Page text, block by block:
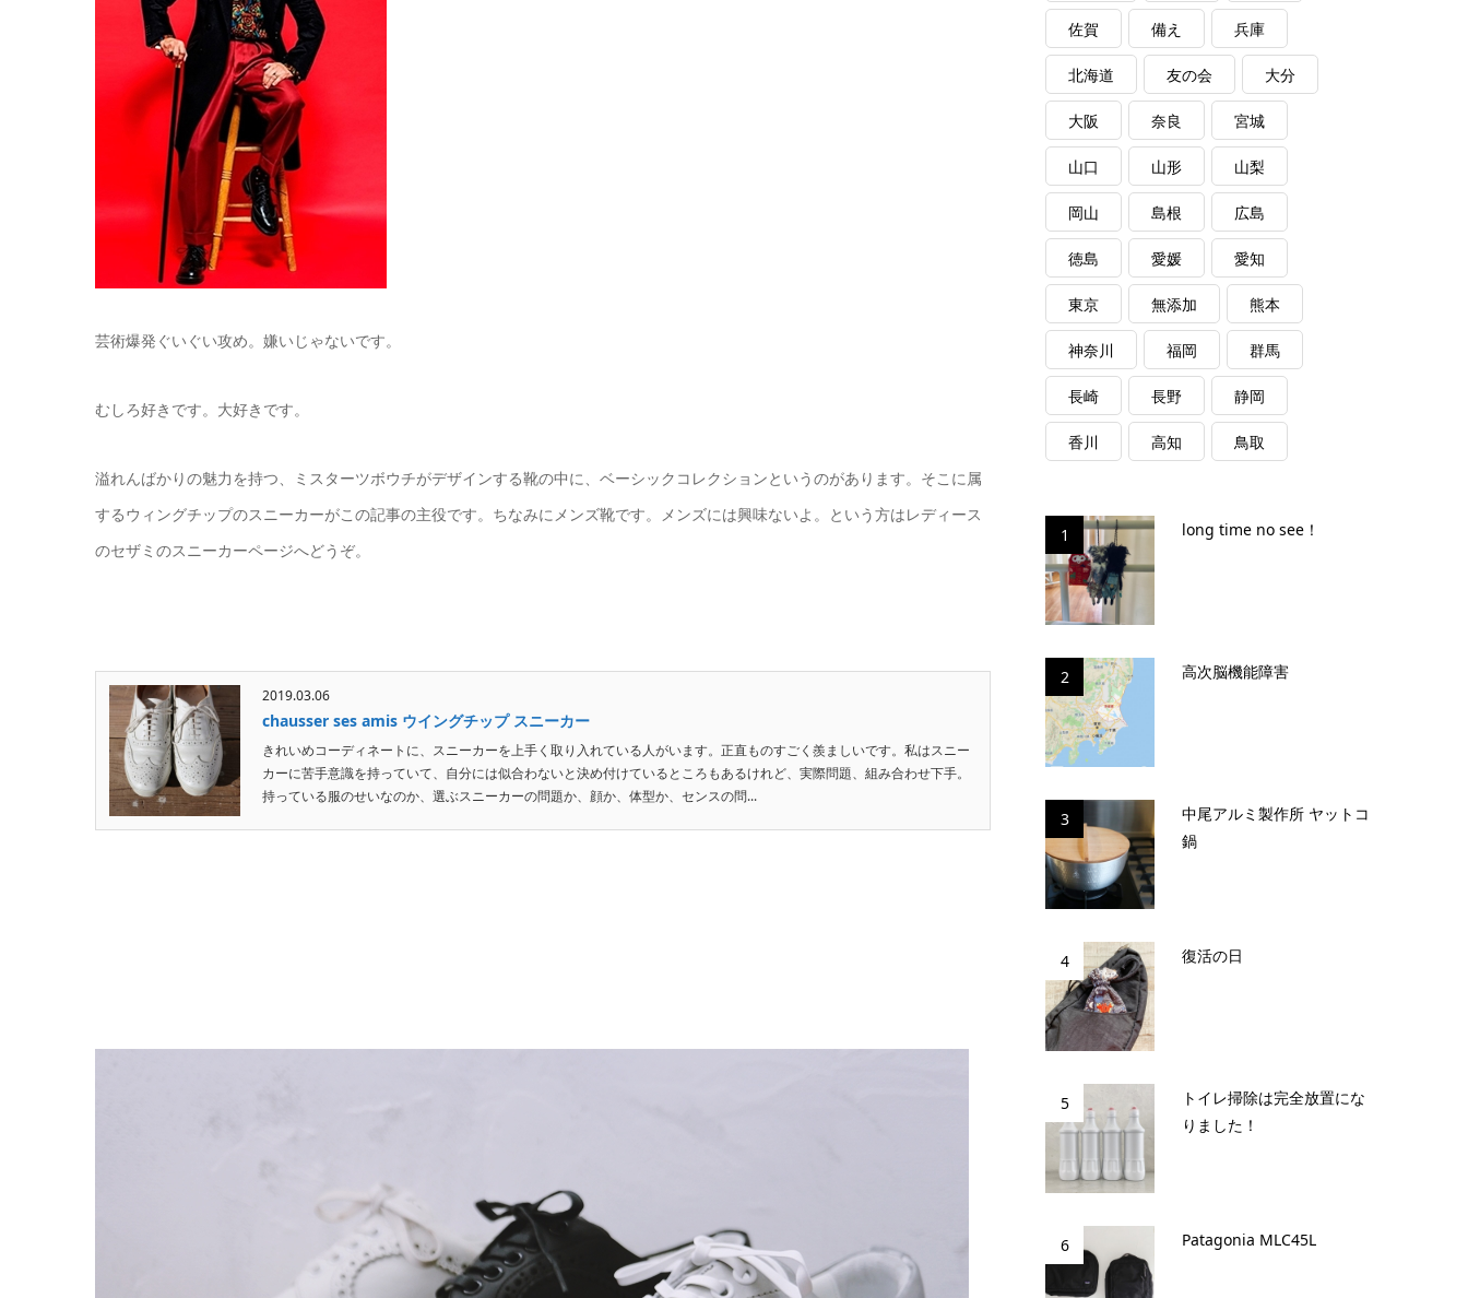
芸術爆発ぐいぐい攻め。嫌いじゃないです。
むしろ好きです。大好きです。
溢れんばかりの魅力を持つ、ミスターツボウチがデザインする靴の中に、ベーシックコレクションというのがあります。そこに属
するウィングチップのスニーカーがこの記事の主役です。ちなみにメンズ靴です。メンズには興味ないよ。という方はレディース
のセザミのスニーカーページへどうぞ。
2019.03.06
chausser ses amis ウイングチップ スニーカー
きれいめコーディネートに、スニーカーを上手く取り入れている人がいます。正直ものすごく羨ましいです。私はスニー
カーに苦手意識を持っていて、自分には似合わないと決め付けているところもあるけれど、実際問題、組み合わせ下手。
持っている服のせいなのか、選ぶスニーカーの問題か、顔か、体型か、センスの問...
佐賀 備え 兵庫
北海道 友の会 大分
大阪 奈良 宮城
山口 山形 山梨
岡山 島根 広島
徳島 愛媛 愛知
東京 無添加 熊本
神奈川 福岡 群馬
長崎 長野 静岡
香川 高知 鳥取
1 long time no see！
2 高次脳機能障害
3
中尾アルミ製作所 ヤットコ
鍋
4 復活の日
5
トイレ掃除は完全放置にな
りました！
6 Patagonia MLC45L